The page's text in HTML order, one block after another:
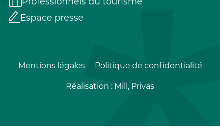
Espace presse
Mentions légales Politique de confidentialité
Réalisation : Mill, Privas